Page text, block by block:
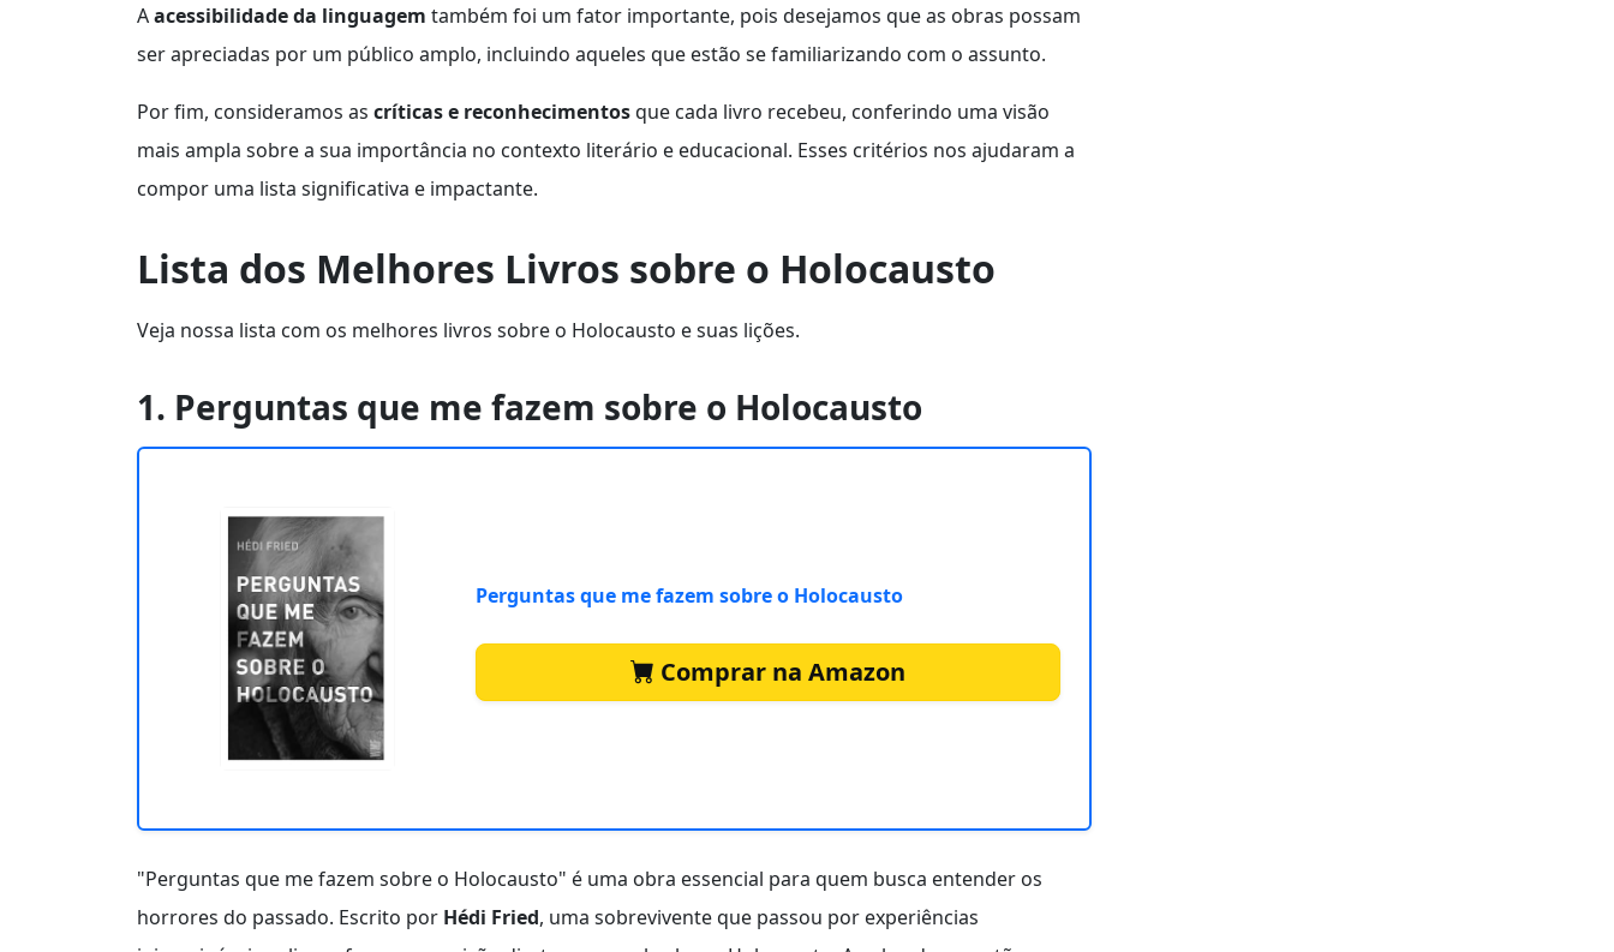
Aacessibilidade da linguagem também foi um fator importante, pois desejamos que as obras possam
ser apreciadas por um público amplo, incluindo aqueles que estão se familiarizando com o assunto.
Por fim, consideramos as críticas e reconhecimentosque cada livro recebeu, conferindo uma visão
mais ampla sobre a sua importância no contexto literário e educacional. Esses critérios nos ajudaram a
compor uma lista significativa e impactante.
Lista dos Melhores Livros sobre o Holocausto
Veja nossa lista com os melhores livros sobre o Holocausto e suas lições.
1. Perguntas que me fazem sobre o Holocausto
Perguntas que me fazem sobre o Holocausto
Comprar na Amazon
"Perguntas que me fazem sobre o Holocausto" é uma obra essencial para quem busca entender os
horrores do passado. Escrito por Hédi Fried, uma sobrevivente que passou por experiências